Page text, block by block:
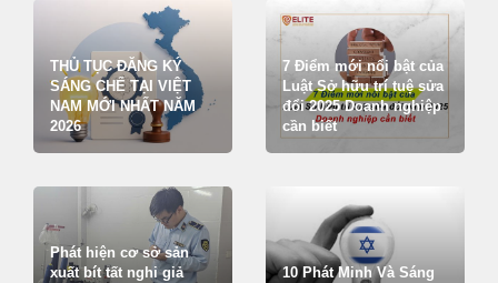
THỦ TỤC ĐĂNG KÝ
SÁNG CHẾ TẠI VIỆT
NAM MỚI NHẤT NĂM
2026
7 Điểm mới nổi bật của
Luật Sở hữu trí tuệ sửa
đổi 2025 Doanh nghiệp
cần biết
Phát hiện cơ sở sản
xuất bít tất nghi giả
10 Phát Minh Và Sáng